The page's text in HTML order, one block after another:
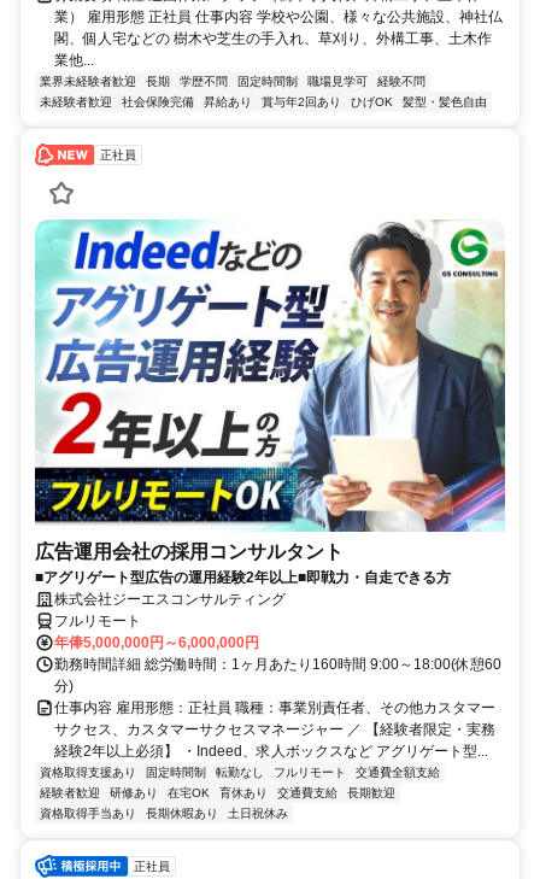
業） 雇用形態 正社員 仕事内容 学校や公園、様々な公共施設、神社仏
閣、個人宅などの 樹木や芝生の手入れ、草刈り、外構工事、土木作
業他...
業界未経験者歓迎 長期 学歴不問 固定時間制 職場見学可
経験不問
未経験者歓迎
社会保険完備 昇給あり 賞与年2回あり ひげOK 髪型・髪色自由
正社員
広告運用会社の採用コンサルタント
■アグリゲート型広告の運用経験2年以上■即戦力・自走できる方
株式会社ジーエスコンサルティング
フルリモート
年俸5,000,000円～6,000,000円
勤務時間詳細 総労働時間：1ヶ月あたり160時間 9:00～18:00(休憩60
分)
仕事内容 雇用形態：正社員 職種：事業別責任者、その他カスタマー
サクセス、カスタマーサクセスマネージャー ／ 【経験者限定・実務
経験2年以上必須】 ・Indeed、求人ボックスなど アグリゲート型...
資格取得支援あり 固定時間制 転勤なし フルリモート
交通費全額支給
経験者歓迎
研修あり 在宅OK 育休あり 交通費支給
長期歓迎
資格取得手当あり
長期休暇あり 土日祝休み
正社員